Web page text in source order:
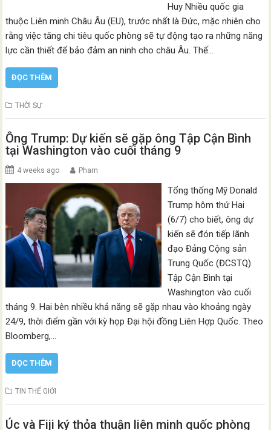
Huy Nhiều quốc gia
thuộc Liên minh Châu Âu (EU), trước nhất là Đức, mặc nhiên cho
rằng việc tăng chi tiêu quốc phòng sẽ tự động tạo ra những năng
lực cần thiết để bảo đảm an ninh cho châu Âu. Thế…
ĐỌC THÊM
THỜI SỰ
Ông Trump: Dự kiến sẽ gặp ông Tập Cận Bình
tại Washington vào cuối tháng 9
4 weeks ago Pham
Tổng thống Mỹ Donald
Trump hôm thứ Hai
(6/7) cho biết, ông dự
kiến sẽ đón tiếp lãnh
đạo Đảng Cộng sản
Trung Quốc (ĐCSTQ)
Tập Cận Bình tại
Washington vào cuối
tháng 9. Hai bên nhiều khả năng sẽ gặp nhau vào khoảng ngày
24/9, thời điểm gần với kỳ họp Đại hội đồng Liên Hợp Quốc. Theo
Bloomberg,…
ĐỌC THÊM
TIN THẾ GIỚI
Úc và Fiji ký thỏa thuận liên minh quốc phòng